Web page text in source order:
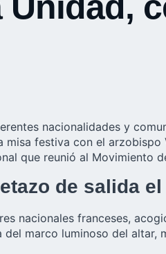
nacionalidades y
festiva con el
que reunió al Movimiento
de salida
nacionales franceses,
marco luminoso del altar,